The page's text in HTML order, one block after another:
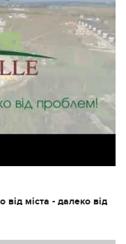
міста - далеко від